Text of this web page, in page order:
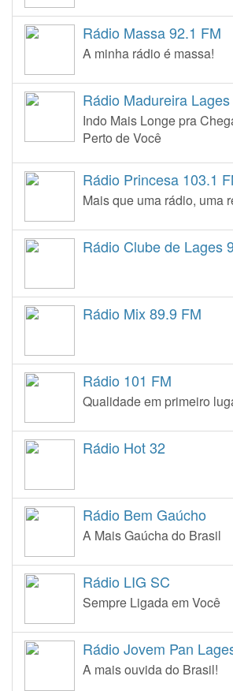
Rádio Massa 92.1 FM
A minha rádio é massa!
Rádio Madureira Lages
Indo Mais Longe pra
Perto de Você
Rádio Princesa 103.1
Mais que uma rádio, uma
Rádio Clube de Lages
Rádio Mix 89.9 FM
Rádio 101 FM
Qualidade em primeiro
Rádio Hot 32
Rádio Bem Gaúcho
A Mais Gaúcha do Brasil
Rádio LIG SC
Sempre Ligada em Você
Rádio Jovem Pan
A mais ouvida do Brasil!